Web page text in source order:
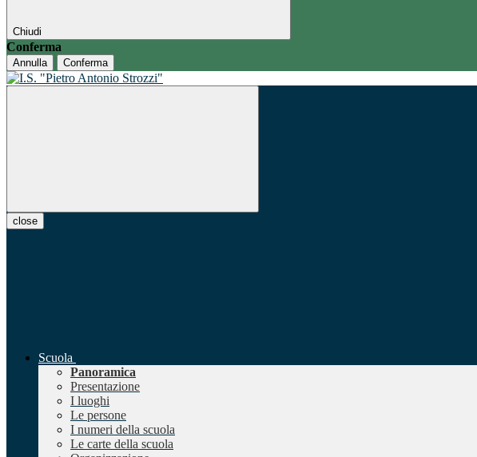
Chiudi
Conferma
Annulla Conferma
close
Scuola
Panoramica
Presentazione
I luoghi
Le persone
I numeri della scuola
Le carte della scuola